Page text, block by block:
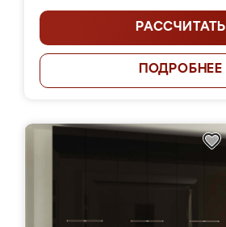
РАССЧИТАТЬ
ПОДРОБНЕЕ